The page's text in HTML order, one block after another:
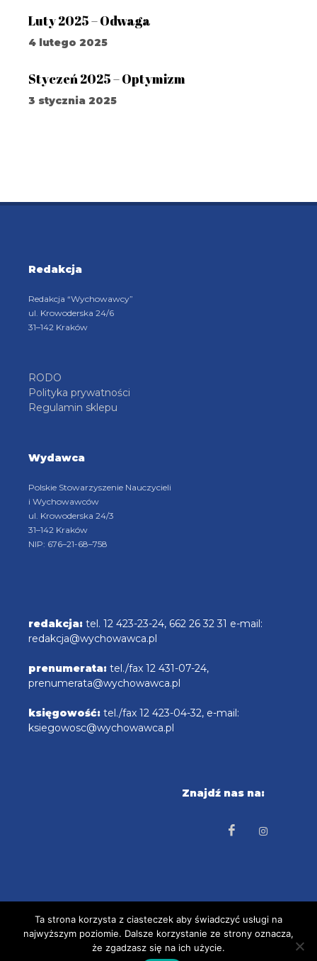
Luty 2025 – Odwaga
4 lutego 2025
Styczeń 2025 – Optymizm
3 stycznia 2025
Redakcja
Redakcja “Wychowawcy”
ul. Krowoderska 24/6
31–142 Kraków
RODO
Polityka prywatności
Regulamin sklepu
Wydawca
Polskie Stowarzyszenie Nauczycieli
i Wychowawców
ul. Krowoderska 24/3
31–142 Kraków
NIP: 676–21-68–758
redakcja: tel. 12 423-23-24, 662 26 32 31 e-mail:
redakcja@wychowawca.pl
prenumerata: tel./fax 12 431-07-24,
prenumerata@wychowawca.pl
księgowość: tel./fax 12 423-04-32, e-mail:
ksiegowosc@wychowawca.pl
Znajdź nas na:
COPYRIGHT © 2025 radioemaus.pl Projekt i
wykonanie: tbcproject.com
Ta strona korzysta z ciasteczek aby świadczyć usługi na
najwyższym poziomie. Dalsze korzystanie ze strony oznacza,
że zgadzasz się na ich użycie.